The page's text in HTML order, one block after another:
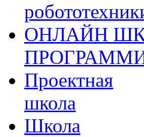
ОНЛАЙН
Проектная
школа
Школа